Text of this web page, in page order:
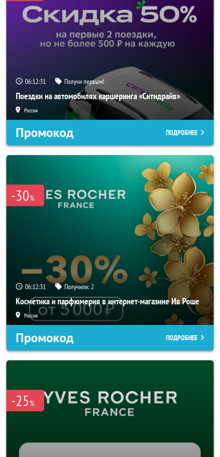
06:12:29 Получи первым!
Поездки на автомобилях каршеринга «Ситидрайв»
Россия
Промокод ПОДРОБНЕЕ
-30%
06:12:29 Получили:2
Косметика и парфюмерия в интернет-магазине Ив Роше
Россия
Промокод ПОДРОБНЕЕ
-25%